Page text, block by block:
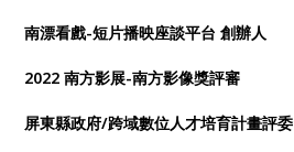
南漂看戲-短片播映座談平台 創辦人
2022 南方影展-南方影像獎評審
屏東縣政府/跨域數位人才培育計畫評委